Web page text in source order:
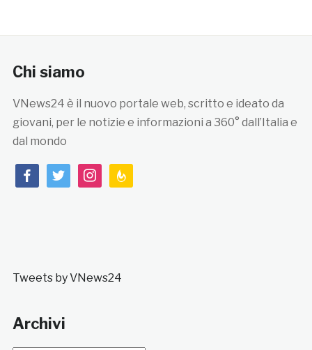
Chi siamo
VNews24 è il nuovo portale web, scritto e ideato da
giovani, per le notizie e informazioni a 360° dall’Italia e
dal mondo
facebooktwitterinstagramfeedburner
Tweets by VNews24
Archivi